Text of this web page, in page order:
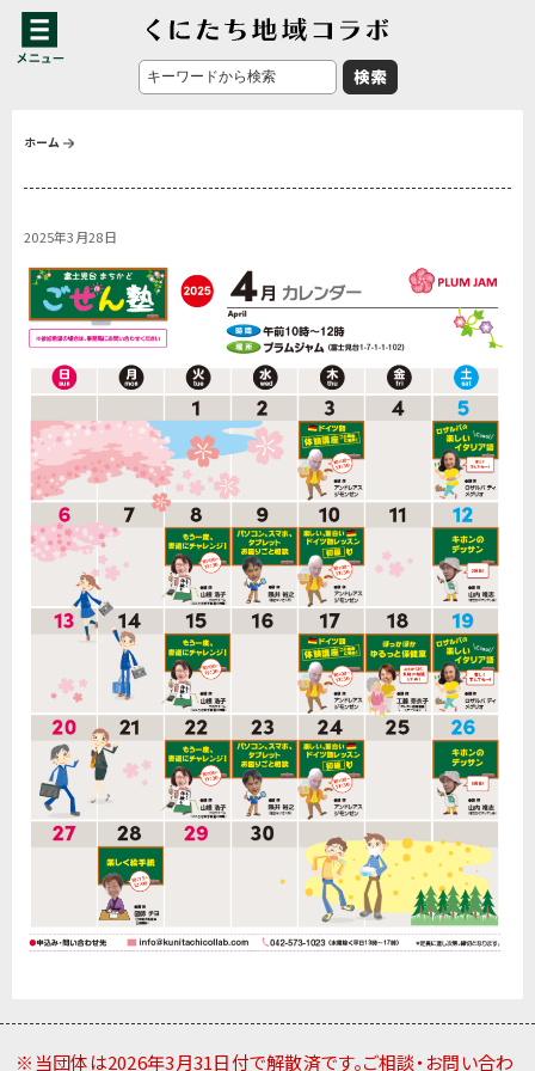
ホーム
2025年3月28日
※当団体は2026年3月31日付で解散済です。ご相談・お問い合わ